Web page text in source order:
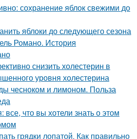
сохранение яблок свежими до
яблоки до следующего сезона
Романо. История
снизить холестерин в
уровня холестерина
чесноком и лимоном. Польза
все, что вы хотели знать о этом
грядки лопатой. Как правильно